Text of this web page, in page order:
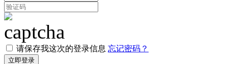
请保存我这次的登录信息 忘记密码？